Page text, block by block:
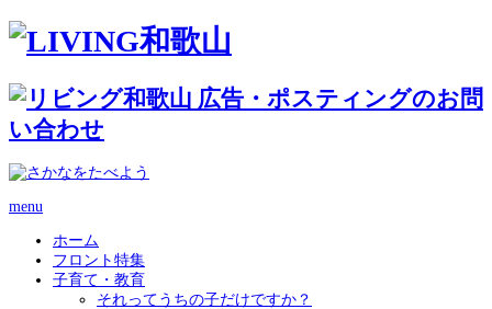
menu
ホーム
フロント特集
子育て・教育
それってうちの子だけですか？